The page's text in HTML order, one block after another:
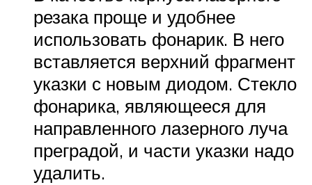
резака проще и удобнее
использовать фонарик. В него
вставляется верхний фрагмент
указки с новым диодом. Стекло
фонарика, являющееся для
направленного лазерного луча
преградой, и части указки надо
удалить.